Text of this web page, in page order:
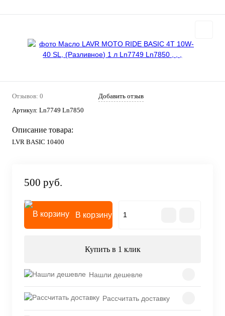
Отзывов: 0
Добавить отзыв
Артикул: Ln7749 Ln7850
Описание товара:
LVR BASIC 10400
500 руб.
В корзину
Купить в 1 клик
Нашли дешевле
Рассчитать доставку